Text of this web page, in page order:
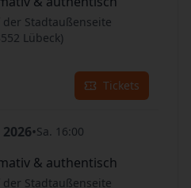
Stadtaußenseite
Lübeck)
Tickets
•Sa. 16:00
& authentisch
Stadtaußenseite